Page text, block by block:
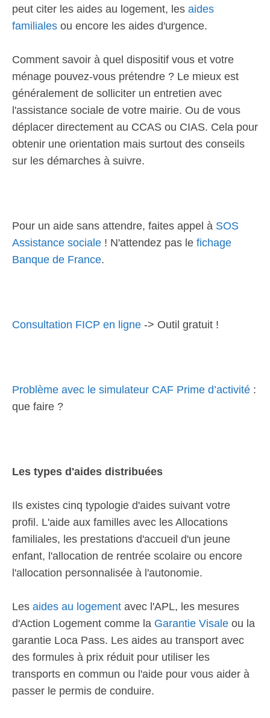
peut citer les aides au logement, les aides
familiales ou encore les aides d'urgence.
Comment savoir à quel dispositif vous et votre
ménage pouvez-vous prétendre ? Le mieux est
généralement de solliciter un entretien avec
l'assistance sociale de votre mairie. Ou de vous
déplacer directement au CCAS ou CIAS. Cela pour
obtenir une orientation mais surtout des conseils
sur les démarches à suivre.
Pour un aide sans attendre, faites appel à SOS
Assistance sociale ! N'attendez pas le fichage
Banque de France.
Consultation FICP en ligne -> Outil gratuit !
Problème avec le simulateur CAF Prime d’activité :
que faire ?
Les types d'aides distribuées
Ils existes cinq typologie d'aides suivant votre
profil. L'aide aux familles avec les Allocations
familiales, les prestations d'accueil d'un jeune
enfant, l'allocation de rentrée scolaire ou encore
l'allocation personnalisée à l'autonomie.
Les aides au logement avec l'APL, les mesures
d'Action Logement comme la Garantie Visale ou la
garantie Loca Pass. Les aides au transport avec
des formules à prix réduit pour utiliser les
transports en commun ou l'aide pour vous aider à
passer le permis de conduire.